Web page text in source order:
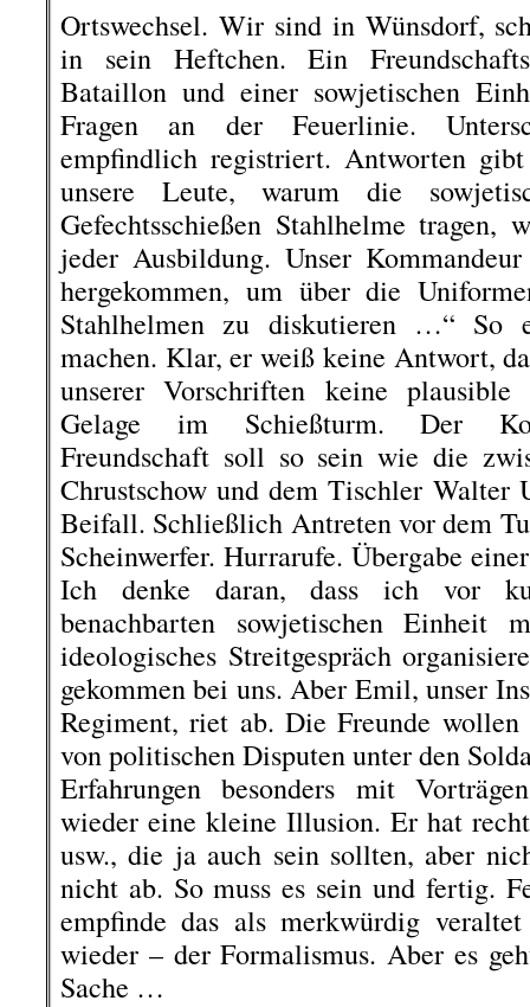
Ortswechsel. Wir sind in Wünsdorf,
in sein Heftchen. Ein
Bataillon und einer sowjetischen
Fragen an der Feuerlinie.
empfindlich registriert. Antworten
unsere Leute, warum die
Gefechtsschießen Stahlhelme
jeder Ausbildung. Unser
hergekommen, um über die
Stahlhelmen zu diskutieren …“ So
machen. Klar, er weiß keine Antwort,
unserer Vorschriften keine
Gelage im Schießturm. Der
Freundschaft soll so sein wie die
Chrustschow und dem Tischler Walter
Beifall. Schließlich Antreten vor dem
Scheinwerfer. Hurrarufe. Übergabe
Ich denke daran, dass ich vor
benachbarten sowjetischen Einheit
ideologisches Streitgespräch
gekommen bei uns. Aber Emil, unser
Regiment, riet ab. Die Freunde
von politischen Disputen unter den
Erfahrungen besonders mit
wieder eine kleine Illusion. Er hat
usw., die ja auch sein sollten, aber
nicht ab. So muss es sein und fertig.
empfinde das als merkwürdig
wieder – der Formalismus. Aber es
Sache …